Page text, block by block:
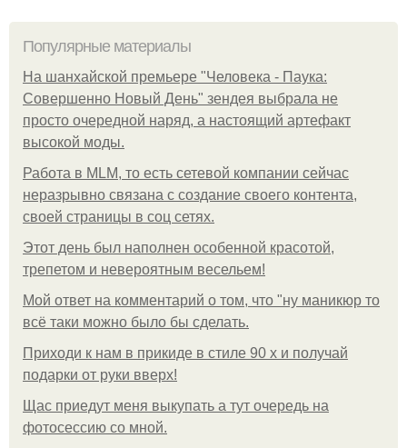
Популярные материалы
На шанхайской премьере "Человека - Паука:
Совершенно Новый День" зендея выбрала не
просто очередной наряд, а настоящий артефакт
высокой моды.
Работа в MLM, то есть сетевой компании сейчас
неразрывно связана с создание своего контента,
своей страницы в соц сетях.
Этот день был наполнен особенной красотой,
трепетом и невероятным весельем!
Мой ответ на комментарий о том, что "ну маникюр то
всё таки можно было бы сделать.
Приходи к нам в прикиде в стиле 90 х и получай
подарки от руки вверх!
Щас приедут меня выкупать а тут очередь на
фотосессию со мной.